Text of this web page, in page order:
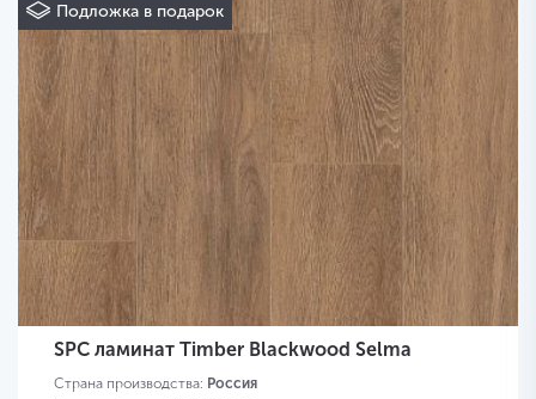
Подложка в подарок
SPC ламинат Timber Blackwood Selma
Страна производства: Россия